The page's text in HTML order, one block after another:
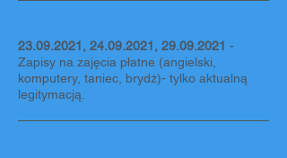
23.09.2021, 24.09.2021, 29.09.2021 -
Zapisy na zajęcia płatne (angielski,
komputery, taniec, brydż)- tylko aktualną
legitymacją.